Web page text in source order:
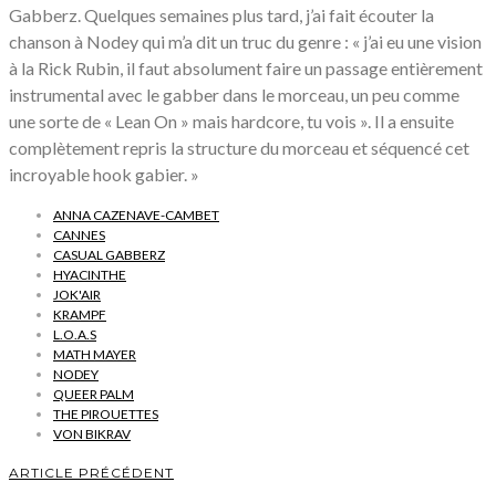
Gabberz. Quelques semaines plus tard, j’ai fait écouter la
chanson à Nodey qui m’a dit un truc du genre : « j’ai eu une vision
à la Rick Rubin, il faut absolument faire un passage entièrement
instrumental avec le gabber dans le morceau, un peu comme
une sorte de « Lean On » mais hardcore, tu vois ». Il a ensuite
complètement repris la structure du morceau et séquencé cet
incroyable hook gabier. »
ANNA CAZENAVE-CAMBET
CANNES
CASUAL GABBERZ
HYACINTHE
JOK'AIR
KRAMPF
L.O.A.S
MATH MAYER
NODEY
QUEER PALM
THE PIROUETTES
VON BIKRAV
ARTICLE PRÉCÉDENT